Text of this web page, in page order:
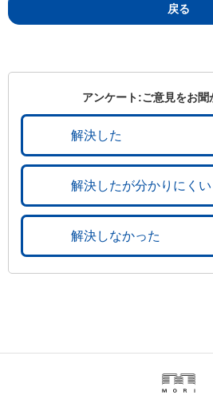
戻る
アンケート:ご意見をお聞
解決した
解決したが分かりにくい
解決しなかった